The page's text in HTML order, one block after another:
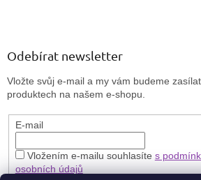
Odebírat newsletter
Vložte svůj e-mail a my vám budeme
produktech na našem e-shopu.
E-mail
Vložením e-mailu souhlasíte s
osobních údajů